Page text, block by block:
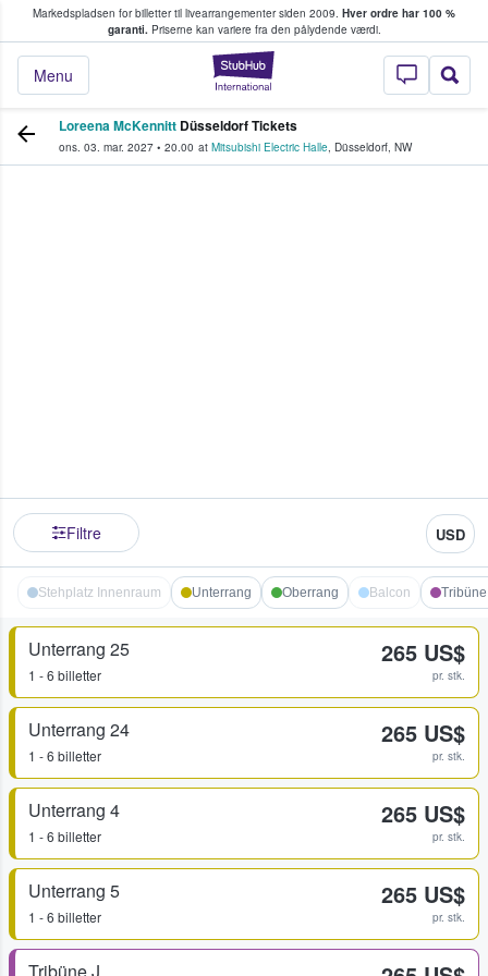
Markedspladsen for billetter til livearrangementer siden 2009. Hver ordre har 100 %
garanti.Priserne kan variere fra den pålydende værdi.
StubHub - Hvor
Menu
køber og sælger billetter
Loreena McKennitt Düsseldorf Tickets
ons. 03. mar. 2027 • 20.00 at Mitsubishi Electric Halle, Düsseldorf, NW
Filtre USD
Stehplatz Innenraum Unterrang Oberrang Balcon
Unterrang 25
1 - 6 billetter
265 US$
pr. stk.
Unterrang 24
1 - 6 billetter
265 US$
pr. stk.
Unterrang 4
1 - 6 billetter
265 US$
pr. stk.
Unterrang 5
1 - 6 billetter
265 US$
pr. stk.